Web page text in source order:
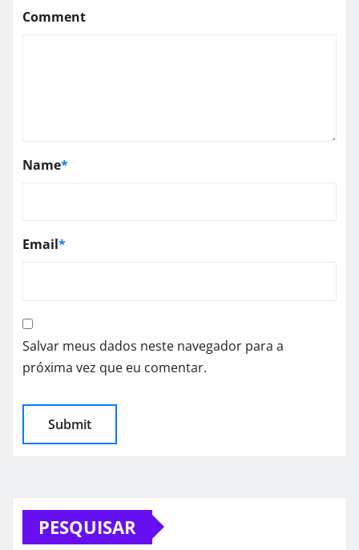
Comment
Name*
Email*
Salvar meus dados neste navegador para a
próxima vez que eu comentar.
PESQUISAR